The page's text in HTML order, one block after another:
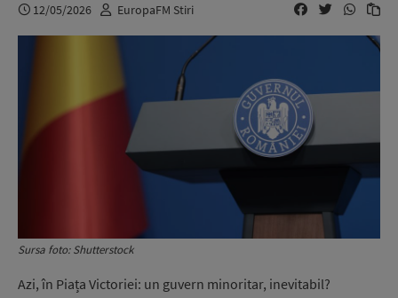
12/05/2026 EuropaFM Stiri
Sursa foto: Shutterstock
Azi, în Piața Victoriei: un guvern minoritar, inevitabil?